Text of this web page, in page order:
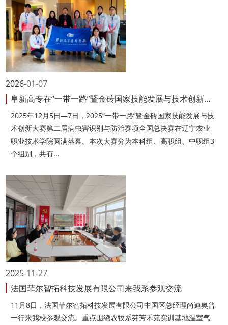
01-07
2026
阜新高专在“一带一路”暨金砖国家技能发展与技术创新大赛中斩获佳绩
2025年12月5日—7日，2025“一带一路”暨金砖国家技能发展与技
术创新大赛第二届病虫害识别与防治赛项全国总决赛在辽宁农业
职业技术学院圆满落幕。本次大赛分为本科组、高职组、中职组3
个组别，共有...
11-27
2025
法国菲尔智拓科技发展有限公司来我系参观交流
11月8日，法国菲尔智拓科技发展有限公司中国区总经理尚迪奥普
一行来我校参观交流。重点围绕农牧系芬芳禾苑实训基地温室气